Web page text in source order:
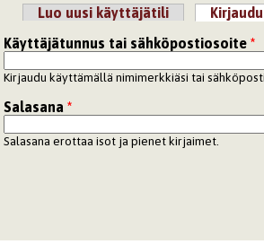
Ensisijaiset välilehdet
Luo uusi käyttäjätili
Käyttäjätunnus tai sähköpostiosoite*
Kirjaudu käyttämällä nimimerkkiäsi tai
Salasana*
Salasana erottaa isot ja pienet kirjaimet.